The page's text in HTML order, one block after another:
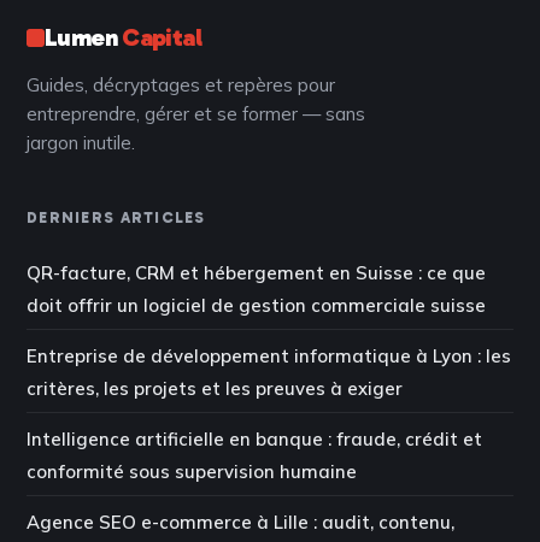
LumenCapital
Guides, décryptages et repères pour
entreprendre, gérer et se former — sans
jargon inutile.
DERNIERS ARTICLES
QR-facture, CRM et hébergement en Suisse : ce que
doit offrir un logiciel de gestion commerciale suisse
Entreprise de développement informatique à Lyon : les
critères, les projets et les preuves à exiger
Intelligence artificielle en banque : fraude, crédit et
conformité sous supervision humaine
Agence SEO e-commerce à Lille : audit, contenu,